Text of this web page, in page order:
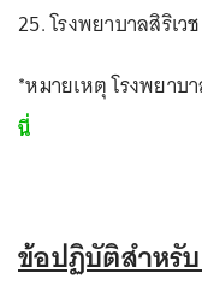
25. โรงพยาบาลสิริเ
*หมายเหตุ โรงพยาบ
นี่
ข้อปฏิบัติสำหรั